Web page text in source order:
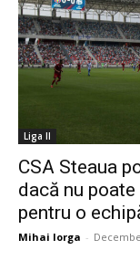
Liga II
CSA Steaua
dacă nu
pentru o
Mihai Iorga -